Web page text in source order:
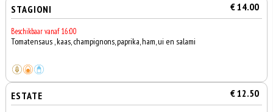
STAGIONI € 14.00
Beschikbaar vanaf 16:00
Tomatensaus , kaas, champignons, paprika, ham, ui en salami
ESTATE € 12.50